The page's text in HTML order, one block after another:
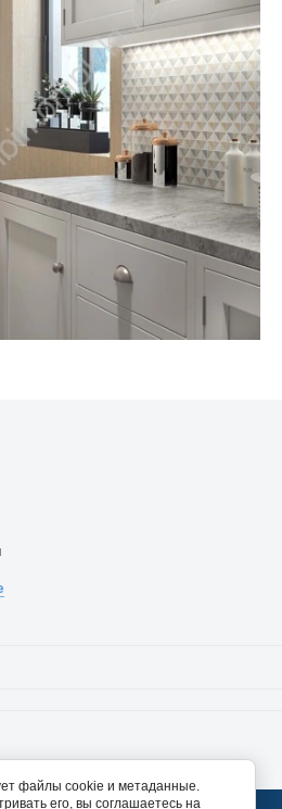
файлы cookie и метаданные.
его, вы соглашаетесь на